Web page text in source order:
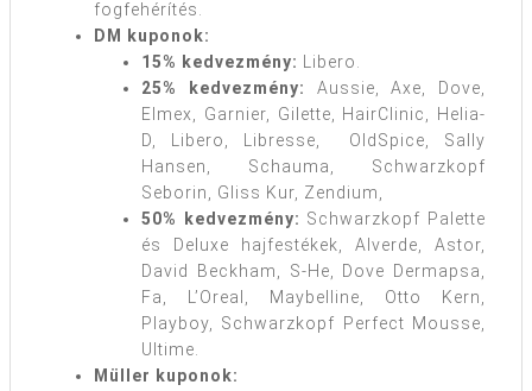
fogfehérítés.
DM kuponok:
15% kedvezmény:
Libero.
25% kedvezmény:
Aussie, Axe, Dove,
Elmex, Garnier, Gilette, HairClinic, Helia-
D, Libero, Libresse, OldSpice, Sally
Hansen, Schauma, Schwarzkopf
Seborin, Gliss Kur, Zendium,
50% kedvezmény: Schwarzkopf Palette
és Deluxe hajfestékek, Alverde, Astor,
David Beckham, S-He, Dove Dermapsa,
Fa, L’Oreal, Maybelline, Otto Kern,
Playboy, Schwarzkopf Perfect Mousse,
Ultime.
Müller kuponok: